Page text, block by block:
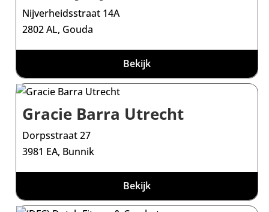
Nijverheidsstraat 14A
2802 AL, Gouda
Bekijk
Gracie Barra Utrecht
Dorpsstraat 27
3981 EA, Bunnik
Bekijk